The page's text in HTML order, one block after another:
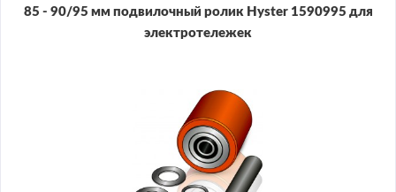
85 - 90/95 мм подвилочный ролик Hyster 1590995 для
электротележек